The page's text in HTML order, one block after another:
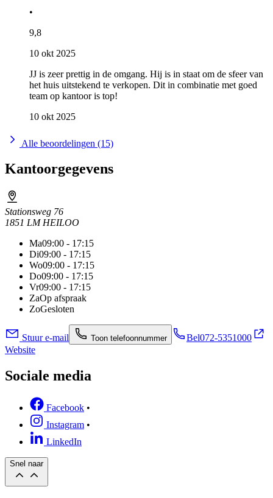
•
9,8
10 okt 2025
JJ is zeer prettig in de omgang. Hij is in staat om de sfeer van
het huis uitstekend te verkopen. Dit in combinatie met goed
team op kantoor is top!
10 okt 2025
Alle beoordelingen (15)
Kantoorgegevens
Stationsweg 76
1851 LM HEILOO
Ma09:00 - 17:15
Di09:00 - 17:15
Wo09:00 - 17:15
Do09:00 - 17:15
Vr09:00 - 17:15
ZaOp afspraak
ZoGesloten
Stuur e-mail Toon telefoonnummer Bel072-5351000
Website
Sociale media
Facebook •
Instagram •
LinkedIn
Snel naar